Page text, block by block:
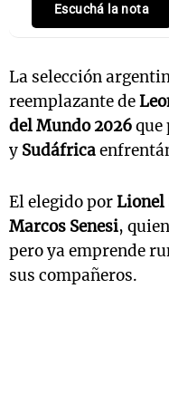
Escuchá la nota
La selección
reemplazante de
del Mundo 2026que
y Sudáfrica
El elegido porLionel
Marcos Senesi,
pero ya emprende
sus compañeros.